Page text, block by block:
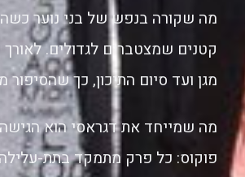
מה שקורה בנפש של בני נוער
קטנים שמצטברים לגדולים.
מגן ועד סיום התיכון, כך
מה שמייחד את דגראסי הוא
פוקוס: כל פרק מתמקד בתת-